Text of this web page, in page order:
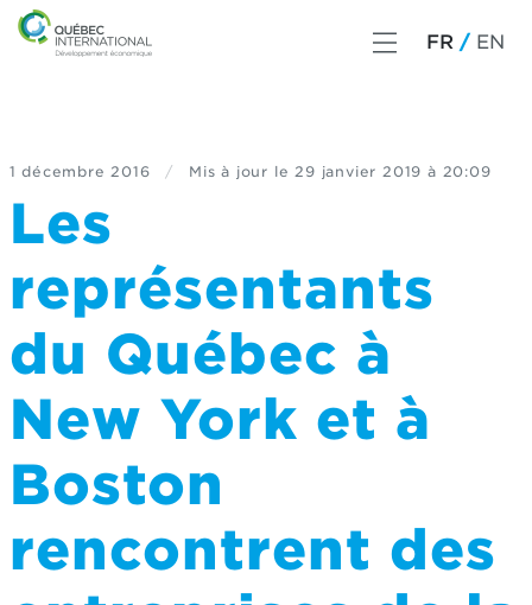
FR EN
1 décembre 2016 / Mis à jour le 29 janvier 2019 à 20:09
Les
représentants
du Québec à
New York et à
Boston
rencontrent des